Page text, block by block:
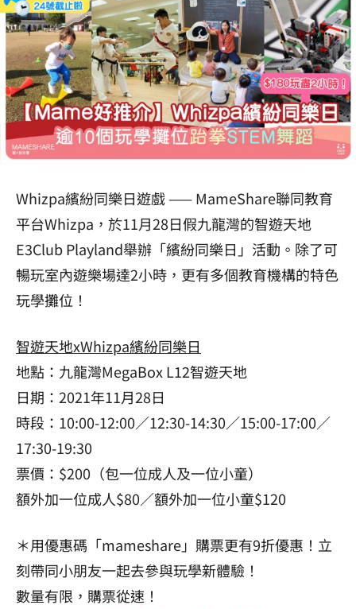
Whizpa繽紛同樂日遊戲 —— MameShare聯同教育
平台Whizpa，於11月28日假九龍灣的智遊天地
E3Club Playland舉辦「繽紛同樂日」活動。除了可
暢玩室內遊樂場達2小時，更有多個教育機構的特色
玩學攤位！
智遊天地xWhizpa繽紛同樂日
地點：九龍灣MegaBox L12智遊天地
日期：2021年11月28日
時段：10:00-12:00／12:30-14:30／15:00-17:00／
17:30-19:30
票價：$200（包一位成人及一位小童）
額外加一位成人$80／額外加一位小童$120
＊用優惠碼「mameshare」購票更有9折優惠！立
刻帶同小朋友一起去參與玩學新體驗！
數量有限，購票從速！